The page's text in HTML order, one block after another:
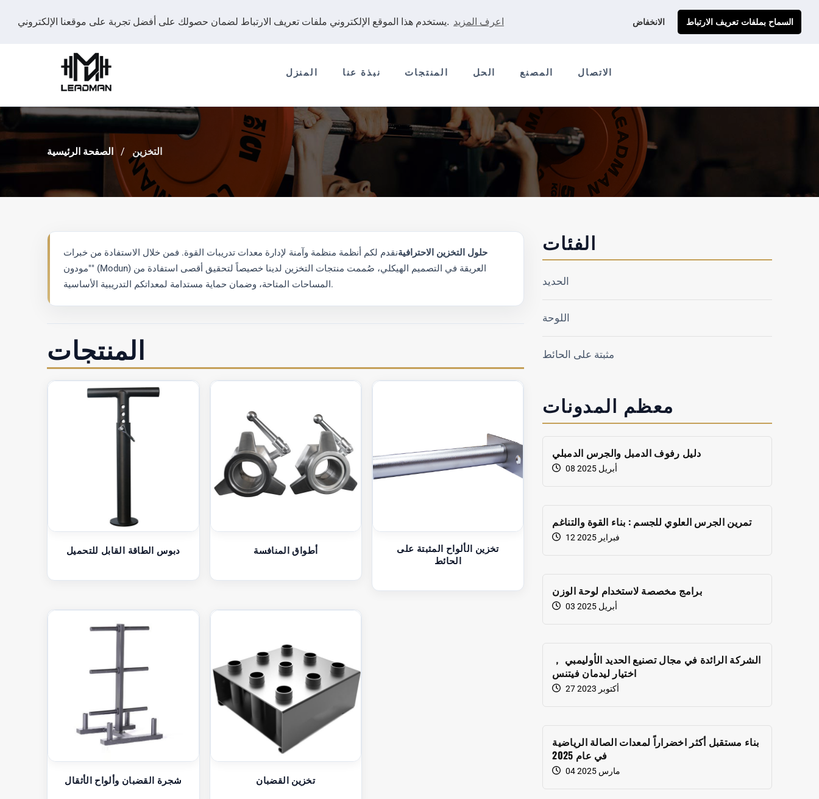
يستخدم هذا الموقع الإلكتروني ملفات تعريف الارتباط لضمان حصولك على أفضل تجربة على موقعنا الإلكتروني. اعرف المزيد الانخفاض السماح بملفات تعريف الارتباط Ads@qdmodun.com احصل على عرض سعر مخصص لك
المنزل نبذة عنا المنتجات الحل المصنع الاتصال
الصفحة الرئيسية التخزين
حلول التخزين الاحترافيةنقدم لكم أنظمة منظمة وآمنة لإدارة معدات تدريبات القوة. فمن خلال الاستفادة من خبرات
"مودون" (Modun) العريقة في التصميم الهيكلي، صُممت منتجات التخزين لدينا خصيصاً لتحقيق أقصى استفادة من
المساحات المتاحة، وضمان حماية مستدامة لمعداتكم التدريبية الأساسية.
المنتجات
دبوس الطاقة القابل للتحميل أطواق المنافسة
تخزين الألواح المثبتة على
الحائط
شجرة القضبان وألواح الأثقال تخزين القضبان
الفئات
الحديد
اللوحة
مثبتة على الحائط
معظم المدونات
دليل رفوف الدمبل والجرس الدمبلي
08 أبريل 2025
تمرين الجرس العلوي للجسم : بناء القوة والتناغم
12 فبراير 2025
برامج مخصصة لاستخدام لوحة الوزن
03 أبريل 2025
الشركة الرائدة في مجال تصنيع الحديد الأوليمبي ，
اختيار ليدمان فيتنس
27 أكتوبر 2023
بناء مستقبل أكثر اخضراراً لمعدات الصالة الرياضية
في عام 2025
04 مارس 2025